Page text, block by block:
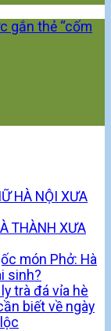
gắn thẻ “cốm
HÀ NỘI XƯA
THÀNH XƯA
món Phở: Hà
sinh?
trà đá vỉa hè
biết về ngày